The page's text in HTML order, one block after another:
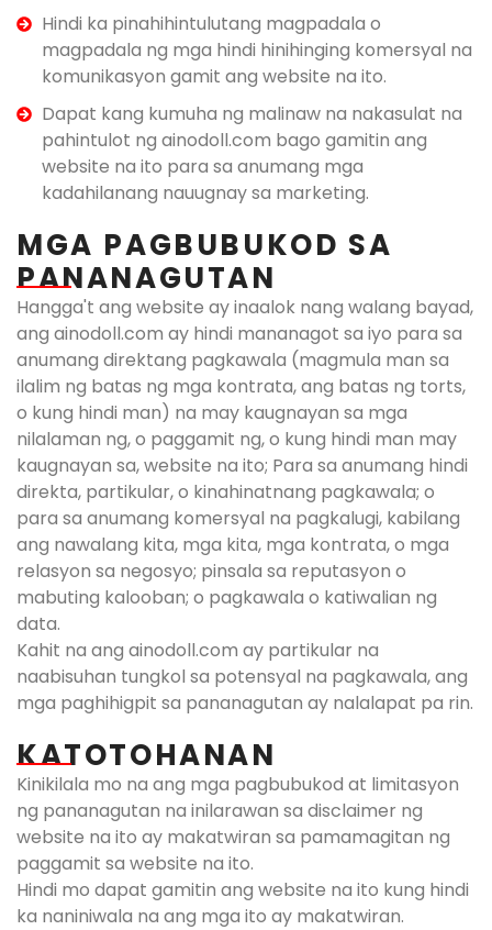
Hindi ka pinahihintulutang magpadala o
magpadala ng mga hindi hinihinging komersyal na
komunikasyon gamit ang website na ito.
Dapat kang kumuha ng malinaw na nakasulat na
pahintulot ng ainodoll.com bago gamitin ang
website na ito para sa anumang mga
kadahilanang nauugnay sa marketing.
MGA PAGBUBUKOD SA
PANANAGUTAN​
Hangga't ang website ay inaalok nang walang bayad,
ang ainodoll.com ay hindi mananagot sa iyo para sa
anumang direktang pagkawala (magmula man sa
ilalim ng batas ng mga kontrata, ang batas ng torts,
o kung hindi man) na may kaugnayan sa mga
nilalaman ng, o paggamit ng, o kung hindi man may
kaugnayan sa, website na ito; Para sa anumang hindi
direkta, partikular, o kinahinatnang pagkawala; o
para sa anumang komersyal na pagkalugi, kabilang
ang nawalang kita, mga kita, mga kontrata, o mga
relasyon sa negosyo; pinsala sa reputasyon o
mabuting kalooban; o pagkawala o katiwalian ng
data.
Kahit na ang ainodoll.com ay partikular na
naabisuhan tungkol sa potensyal na pagkawala, ang
mga paghihigpit sa pananagutan ay nalalapat pa rin.
KATOTOHANAN
Kinikilala mo na ang mga pagbubukod at limitasyon
ng pananagutan na inilarawan sa disclaimer ng
website na ito ay makatwiran sa pamamagitan ng
paggamit sa website na ito.
Hindi mo dapat gamitin ang website na ito kung hindi
ka naniniwala na ang mga ito ay makatwiran.